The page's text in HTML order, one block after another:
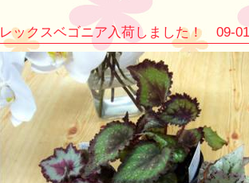
レックスベゴニア入荷しました！ 09-